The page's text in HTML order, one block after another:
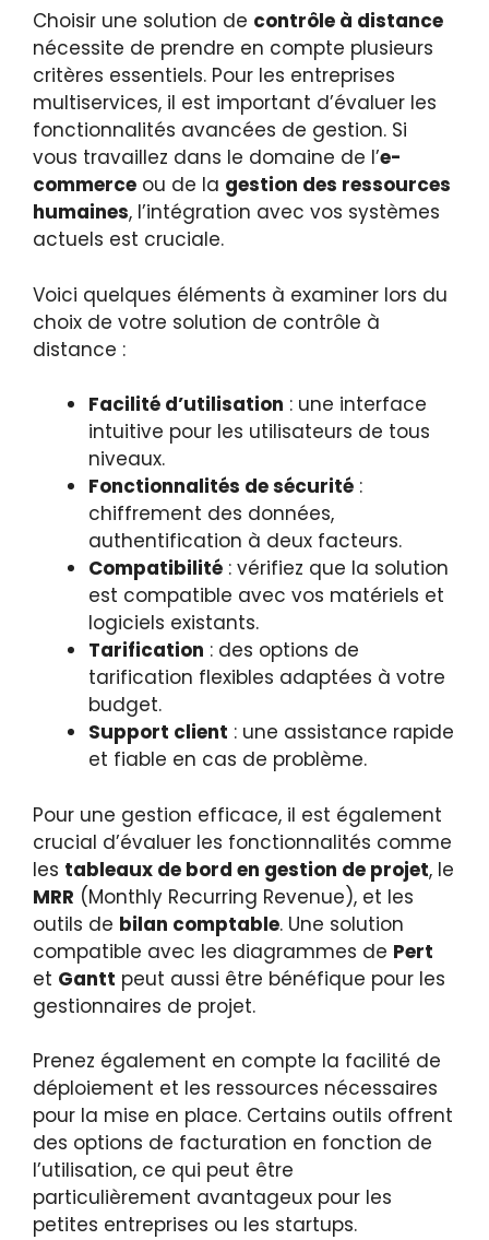
Choisir une solution de contrôle à distance
nécessite de prendre en compte plusieurs
critères essentiels. Pour les entreprises
multiservices, il est important d’évaluer les
fonctionnalités avancées de gestion. Si
vous travaillez dans le domaine de l’e-
commerce ou de la gestion des ressources
humaines, l’intégration avec vos systèmes
actuels est cruciale.
Voici quelques éléments à examiner lors du
choix de votre solution de contrôle à
distance :
Facilité d’utilisation : une interface
intuitive pour les utilisateurs de tous
niveaux.
Fonctionnalités de sécurité :
chiffrement des données,
authentification à deux facteurs.
Compatibilité : vérifiez que la solution
est compatible avec vos matériels et
logiciels existants.
Tarification : des options de
tarification flexibles adaptées à votre
budget.
Support client : une assistance rapide
et fiable en cas de problème.
Pour une gestion efficace, il est également
crucial d’évaluer les fonctionnalités comme
les tableaux de bord en gestion de projet, le
MRR (Monthly Recurring Revenue), et les
outils de bilan comptable. Une solution
compatible avec les diagrammes de Pert
et Gantt peut aussi être bénéfique pour les
gestionnaires de projet.
Prenez également en compte la facilité de
déploiement et les ressources nécessaires
pour la mise en place. Certains outils offrent
des options de facturation en fonction de
l’utilisation, ce qui peut être
particulièrement avantageux pour les
petites entreprises ou les startups.